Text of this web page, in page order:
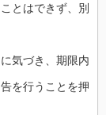
とはできず、別
気づき、期限内
を行うことを押